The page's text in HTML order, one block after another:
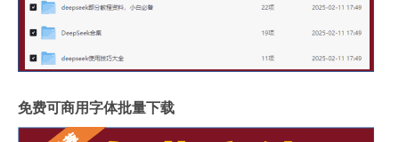
免费可商用字体批量下载